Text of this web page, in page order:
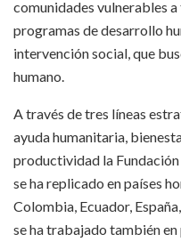
comunidades vulnerables
programas de desarrollo
intervención social, que
humano.
A través de tres líneas
ayuda humanitaria,
productividad la
se ha replicado en países
Colombia, Ecuador,
se ha trabajado también